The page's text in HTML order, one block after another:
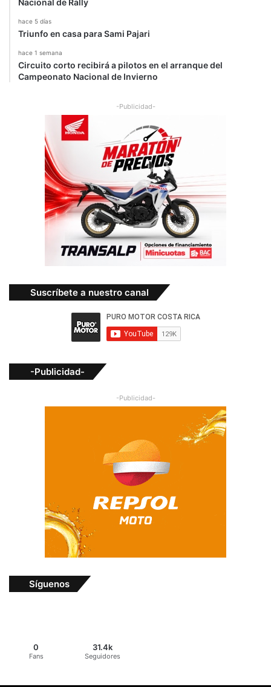
hace 5 días
Triunfo en casa para Sami Pajari
hace 1 semana
Circuito corto recibirá a pilotos en el arranque del
Campeonato Nacional de Invierno
-Publicidad-
Suscríbete a nuestro canal
-Publicidad-
-Publicidad-
Síguenos
0
Fans
31.4k
Seguidores